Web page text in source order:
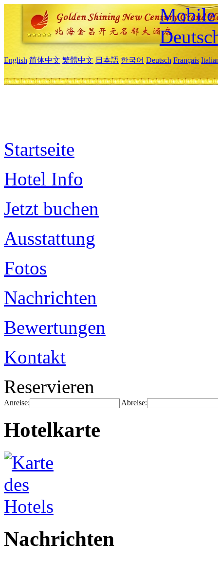
Mobile
English 简体中文 繁體中文 日本語 한국어 Deutsch Français
Startseite
Hotel Info
Jetzt buchen
Ausstattung
Fotos
Nachrichten
Bewertungen
Kontakt
Reservieren
Anreise: Abreise:
Hotelkarte
Nachrichten